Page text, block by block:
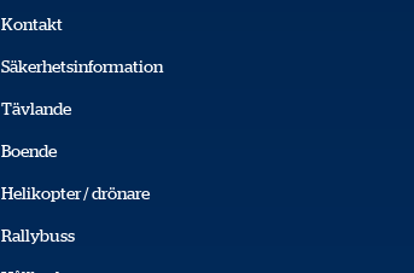
Kontakt
Säkerhetsinformation
Tävlande
Boende
Helikopter / drönare
Rallybuss